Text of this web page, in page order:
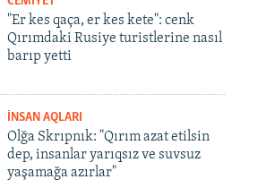
"Er kes qaça, er kes kete": cenk
Qırımdaki Rusiye turistlerine nasıl
barıp yetti
İNSAN AQLARI
Olğa Skrıpnık: "Qırım azat etilsin
dep, insanlar yarıqsız ve suvsuz
yaşamağa azırlar"